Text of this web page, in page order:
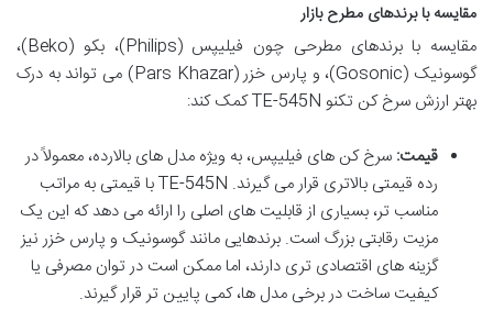
مقایسه با برندهای مطرح بازار
مقایسه با برندهای مطرحی چون فیلیپس (Philips)، بکو (Beko)،
گوسونیک (Gosonic)، و پارس خزر (Pars Khazar) می تواند به درک
بهتر ارزش سرخ کن تکنو TE-545N کمک کند:
قیمت: سرخ کن های فیلیپس، به ویژه مدل های بالارده، معمولاً در
رده قیمتی بالاتری قرار می گیرند. TE-545N با قیمتی به مراتب
مناسب تر، بسیاری از قابلیت های اصلی را ارائه می دهد که این یک
مزیت رقابتی بزرگ است. برندهایی مانند گوسونیک و پارس خزر نیز
گزینه های اقتصادی تری دارند، اما ممکن است در توان مصرفی یا
کیفیت ساخت در برخی مدل ها، کمی پایین تر قرار گیرند.